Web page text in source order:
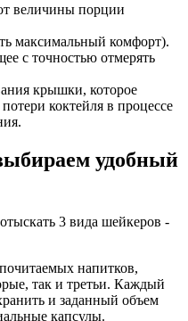
величины порции
максимальный комфорт).
с точностью отмерять
крышки, которое
коктейля в процессе
удобный
3 вида шейкеров -
напитков,
так и третьи. Каждый
и заданный объем
капсулы.